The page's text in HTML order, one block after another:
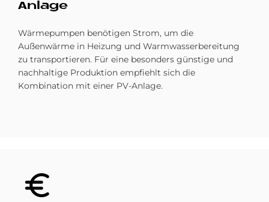
An­la­ge
Wärmepumpen benötigen Strom, um die
Außenwärme in Heizung und Warmwasserbereitung
zu transportieren. Für eine besonders günstige und
nachhaltige Produktion empfiehlt sich die
Kombination mit einer PV-Anlage.